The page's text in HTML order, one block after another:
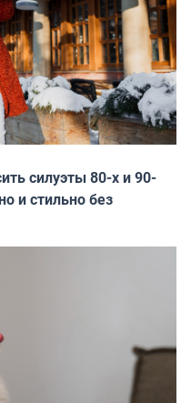
силуэты 80-х и 90-
и стильно без